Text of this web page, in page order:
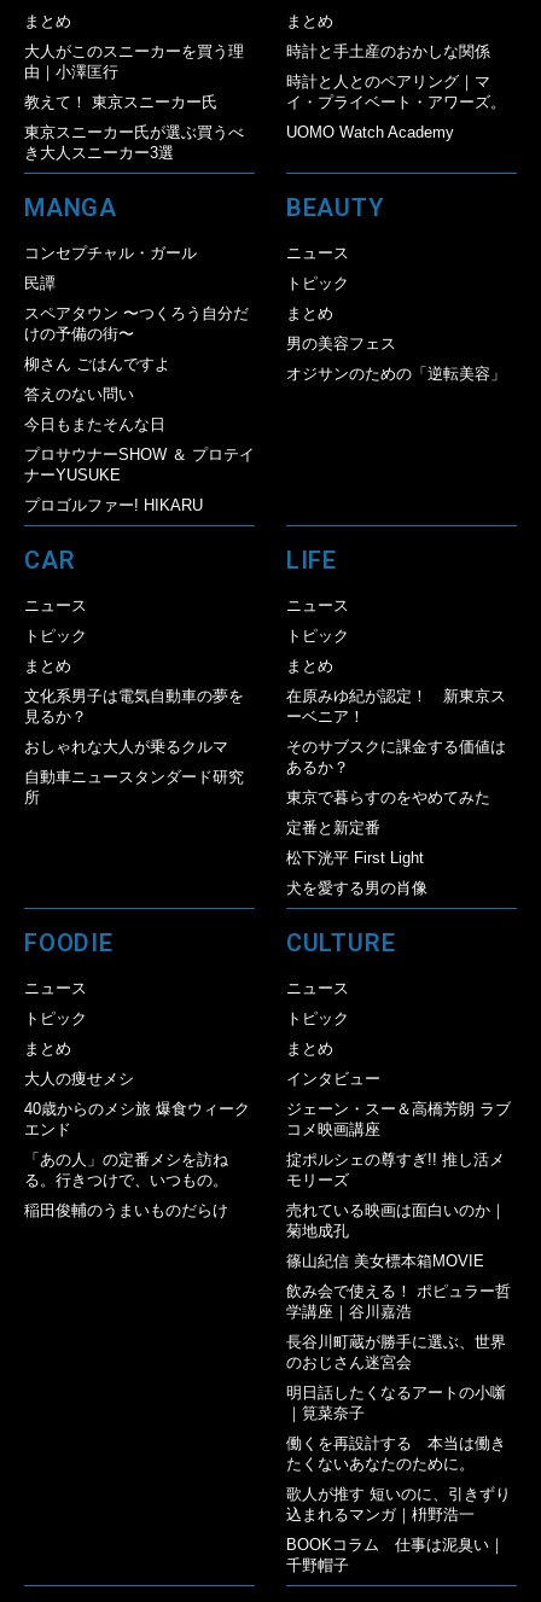
まとめ
大人がこのスニーカーを買う理
由｜小澤匡行
教えて！ 東京スニーカー氏
東京スニーカー氏が選ぶ買うべ
き大人スニーカー3選
まとめ
時計と手土産のおかしな関係
時計と人とのペアリング｜マ
イ・プライベート・アワーズ。
UOMO Watch Academy
MANGA
コンセプチャル・ガール
民譚
スペアタウン 〜つくろう自分だ
けの予備の街〜
柳さん ごはんですよ
答えのない問い
今日もまたそんな日
プロサウナーSHOW ＆ プロテイ
ナーYUSUKE
プロゴルファー! HIKARU
BEAUTY
ニュース
トピック
まとめ
男の美容フェス
オジサンのための「逆転美容」
CAR
ニュース
トピック
まとめ
文化系男子は電気自動車の夢を
見るか？
おしゃれな大人が乗るクルマ
自動車ニュースタンダード研究
所
LIFE
ニュース
トピック
まとめ
在原みゆ紀が認定！ 新東京ス
ーベニア！
そのサブスクに課金する価値は
あるか？
東京で暮らすのをやめてみた
定番と新定番
松下洸平 First Light
犬を愛する男の肖像
FOODIE
ニュース
トピック
まとめ
大人の痩せメシ
40歳からのメシ旅 爆食ウィーク
エンド
「あの人」の定番メシを訪ね
る。行きつけで、いつもの。
稲田俊輔のうまいものだらけ
CULTURE
ニュース
トピック
まとめ
インタビュー
ジェーン・スー＆高橋芳朗 ラブ
コメ映画講座
掟ポルシェの尊すぎ!! 推し活メ
モリーズ
売れている映画は面白いのか｜
菊地成孔
篠山紀信 美女標本箱MOVIE
飲み会で使える！ ポピュラー哲
学講座｜谷川嘉浩
長谷川町蔵が勝手に選ぶ、世界
のおじさん迷宮会
明日話したくなるアートの小噺
｜筧菜奈子
働くを再設計する 本当は働き
たくないあなたのために。
歌人が推す 短いのに、引きずり
込まれるマンガ｜枡野浩一
BOOKコラム 仕事は泥臭い｜
千野帽子